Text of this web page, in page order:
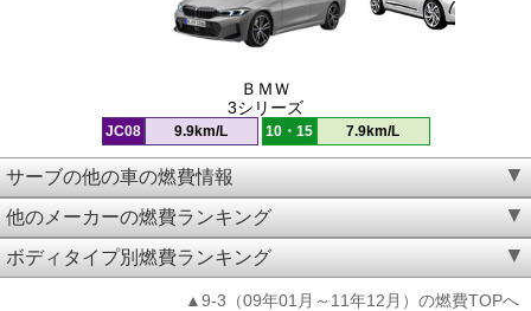
ＢＭＷ
3シリーズ
JC08 9.9km/L 10・15 7.9km/L
サーブの他の車の燃費情報
他のメーカーの燃費ランキング
ボディタイプ別燃費ランキング
▲9-3（09年01月～11年12月）の燃費TOPへ